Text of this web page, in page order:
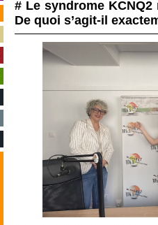
# Le syndrome
De quoi s’agit-il